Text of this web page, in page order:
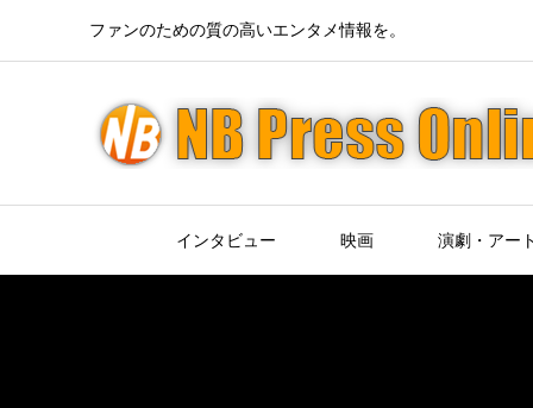
ファンのための質の高いエンタメ情報を。
インタビュー 映画 演劇・アート